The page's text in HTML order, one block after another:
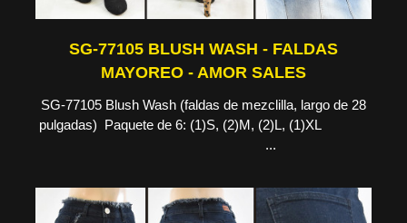
SG-77105 BLUSH WASH - FALDAS
MAYOREO - AMOR SALES
SG-77105 Blush Wash (faldas de mezclilla, largo de 28
pulgadas) Paquete de 6: (1)S, (2)M, (2)L, (1)XL
...